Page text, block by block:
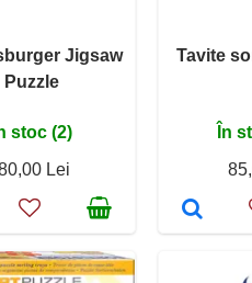
Jigsaw
Puzzle
stoc (2)
Lei
Tavite
În